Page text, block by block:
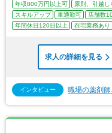
年収800万円以上可 原則、引越し
スキルアップ
車通勤可 店舗数
年間休日120日以上
在宅業務あり
求人の詳細を見る
インタビュー 職場の薬剤